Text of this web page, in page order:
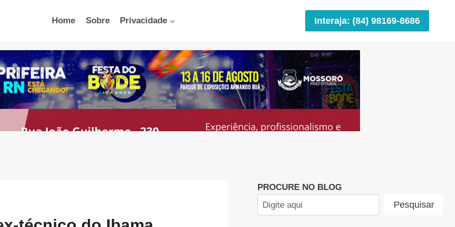
Home Sobre Privacidade Interaja: (84) 98169-8686
PROCURE NO BLOG
Pesquisar